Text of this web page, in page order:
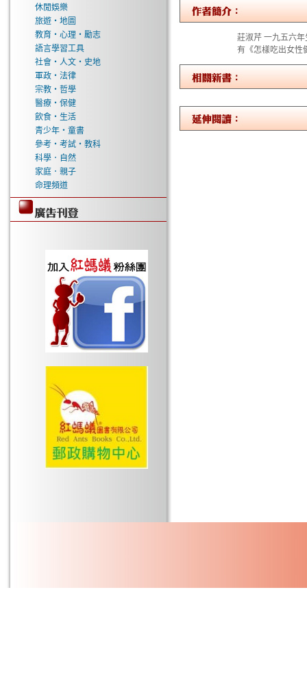
休閒娛樂
旅遊‧地圖
教育‧心理‧勵志
語言學習工具
社會‧人文‧史地
軍政‧法律
宗教‧哲學
醫療‧保健
飲食‧生活
青少年‧童書
參考‧考試‧教科
科學．自然
家庭．親子
命理頻道
莊淑芹 一九五六
有《怎樣吃出女性